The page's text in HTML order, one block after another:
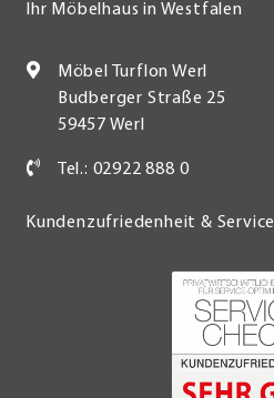
Ihr Möbelhaus in Westfalen
Möbel Turflon Werl
Budberger Straße 25
59457 Werl
Tel.: 02922 888 0
Kundenzufriedenheit & Service